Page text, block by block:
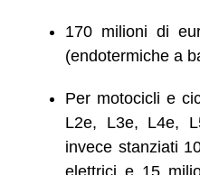
170 milioni di
(endotermiche a
Per motocicli e
L2e, L3e, L4e,
invece stanziati